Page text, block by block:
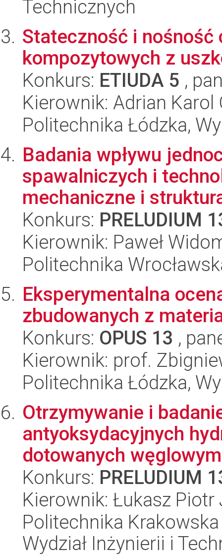
Technicznych
Stateczność i
kompozytowych z
Konkurs: ETIUDA 5 ,
Kierownik: Adrian Karol
Politechnika Łódzka,
Badania wpływu
spawalniczych i
mechaniczne i
Konkurs: PRELUDIUM
Kierownik: Paweł
Politechnika
Eksperymentalna
zbudowanych z
Konkurs: OPUS 13 ,
Kierownik: prof.
Politechnika Łódzka,
Otrzymywanie i
antyoksydacyjnych
dotowanych
Konkurs: PRELUDIUM
Kierownik: Łukasz Piotr
Politechnika
Wydział Inżynierii i